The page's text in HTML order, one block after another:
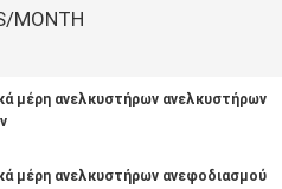
MONTH
μέρη ανελκυστήρων ανελκυστήρων
μέρη ανελκυστήρων ανεφοδιασμού